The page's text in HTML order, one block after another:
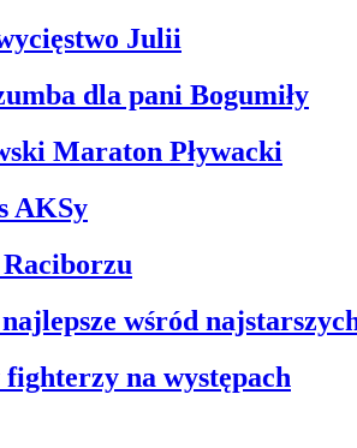
Julii
dla pani Bogumiły
Maraton Pływacki
AKSy
wśród
fighterzy na występach